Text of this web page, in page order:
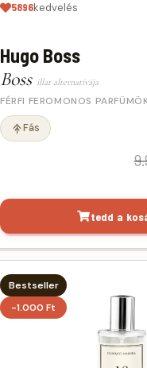
5896kedvelés
Hugo Boss
Boss illat alternatívája
FÉRFI FEROMONOS
Fás
tedd a
Bestseller
-1.000 Ft